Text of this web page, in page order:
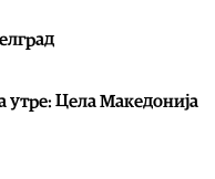
утре: Цела Македонија